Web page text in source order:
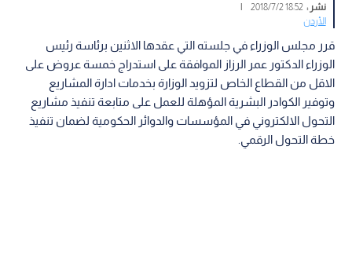
نشر :18:52 2018/7/2
|
الأردن
قرر مجلس الوزراء في جلسته التي عقدها الاثنين برئاسة رئيس
الوزراء الدكتور عمر الرزاز الموافقة على استدراج خمسة عروض على
الاقل من القطاع الخاص لتزويد الوزارة بخدمات ادارة المشاريع
وتوفير الكوادر البشرية المؤهلة للعمل على متابعة تنفيذ مشاريع
التحول الالكتروني في المؤسسات والدوائر الحكومية لضمان تنفيذ
خطة التحول الرقمي.